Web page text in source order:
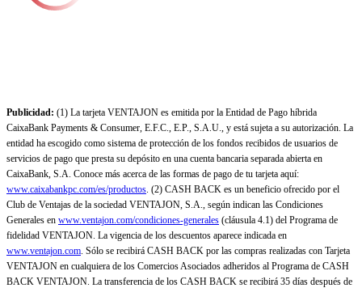
Publicidad: (1) La tarjeta VENTAJON es emitida por la Entidad de Pago híbrida
CaixaBank Payments & Consumer, E.F.C., E.P., S.A.U., y está sujeta a su autorización. La
entidad ha escogido como sistema de protección de los fondos recibidos de usuarios de
servicios de pago que presta su depósito en una cuenta bancaria separada abierta en
CaixaBank, S.A. Conoce más acerca de las formas de pago de tu tarjeta aquí:
www.caixabankpc.com/es/productos. (2) CASH BACK es un beneficio ofrecido por el
Club de Ventajas de la sociedad VENTAJON, S.A., según indican las Condiciones
Generales en www.ventajon.com/condiciones-generales (cláusula 4.1) del Programa de
fidelidad VENTAJON. La vigencia de los descuentos aparece indicada en
www.ventajon.com. Sólo se recibirá CASH BACK por las compras realizadas con Tarjeta
VENTAJON en cualquiera de los Comercios Asociados adheridos al Programa de CASH
BACK VENTAJON. La transferencia de los CASH BACK se recibirá 35 días después de